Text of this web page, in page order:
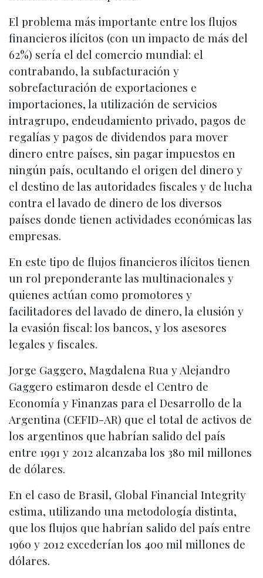
El problema más importante entre los flujos
financieros ilícitos (con un impacto de más del
62%) sería el del comercio mundial: el
contrabando, la subfacturación y
sobrefacturación de exportaciones e
importaciones, la utilización de servicios
intragrupo, endeudamiento privado, pagos de
regalías y pagos de dividendos para mover
dinero entre países, sin pagar impuestos en
ningún país, ocultando el origen del dinero y
el destino de las autoridades fiscales y de lucha
contra el lavado de dinero de los diversos
países donde tienen actividades económicas las
empresas.
En este tipo de flujos financieros ilícitos tienen
un rol preponderante las multinacionales y
quienes actúan como promotores y
facilitadores del lavado de dinero, la elusión y
la evasión fiscal: los bancos, y los asesores
legales y fiscales.
Jorge Gaggero, Magdalena Rua y Alejandro
Gaggero estimaron desde el Centro de
Economía y Finanzas para el Desarrollo de la
Argentina (CEFID-AR) que el total de activos de
los argentinos que habrían salido del país
entre 1991 y 2012 alcanzaba los 380 mil millones
de dólares.
En el caso de Brasil, Global Financial Integrity
estima, utilizando una metodología distinta,
que los flujos que habrían salido del país entre
1960 y 2012 excederían los 400 mil millones de
dólares.